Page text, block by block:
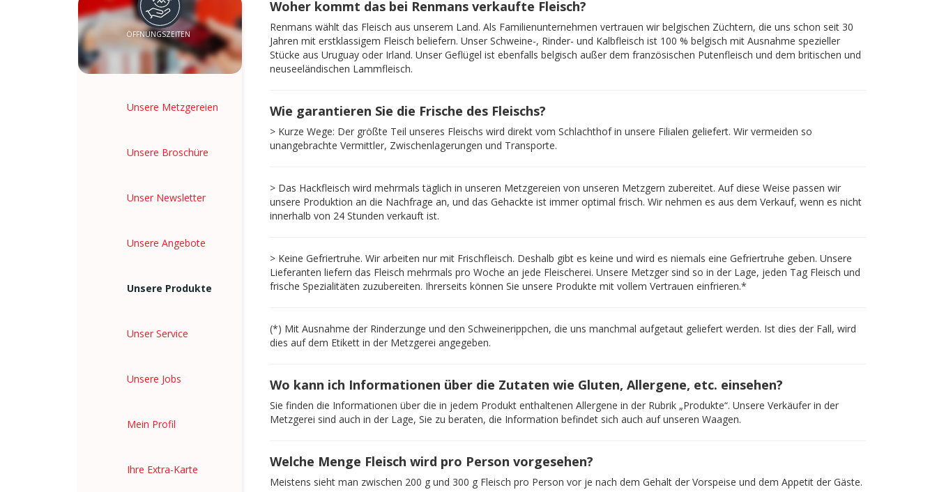
ÖFFNUNGSZEITEN
Unsere Metzgereien
Unsere Broschüre
Unser Newsletter
Unsere Angebote
Unsere Produkte
Unser Service
Unsere Jobs
Mein Profil
Ihre Extra-Karte
Woher kommt das bei Renmans verkaufte Fleisch?
Renmans wählt das Fleisch aus unserem Land. Als Familienunternehmen vertrauen wir belgischen Züchtern, die uns schon seit 30
Jahren mit erstklassigem Fleisch beliefern. Unser Schweine-, Rinder- und Kalbfleisch ist 100 % belgisch mit Ausnahme spezieller
Stücke aus Uruguay oder Irland. Unser Geflügel ist ebenfalls belgisch außer dem französischen Putenfleisch und dem britischen und
neuseeländischen Lammfleisch.
Wie garantieren Sie die Frische des Fleischs?
> Kurze Wege: Der größte Teil unseres Fleischs wird direkt vom Schlachthof in unsere Filialen geliefert. Wir vermeiden so
unangebrachte Vermittler, Zwischenlagerungen und Transporte.
> Das Hackfleisch wird mehrmals täglich in unseren Metzgereien von unseren Metzgern zubereitet. Auf diese Weise passen wir
unsere Produktion an die Nachfrage an, und das Gehackte ist immer optimal frisch. Wir nehmen es aus dem Verkauf, wenn es nicht
innerhalb von 24 Stunden verkauft ist.
> Keine Gefriertruhe. Wir arbeiten nur mit Frischfleisch. Deshalb gibt es keine und wird es niemals eine Gefriertruhe geben. Unsere
Lieferanten liefern das Fleisch mehrmals pro Woche an jede Fleischerei. Unsere Metzger sind so in der Lage, jeden Tag Fleisch und
frische Spezialitäten zuzubereiten. Ihrerseits können Sie unsere Produkte mit vollem Vertrauen einfrieren.*
(*) Mit Ausnahme der Rinderzunge und den Schweinerippchen, die uns manchmal aufgetaut geliefert werden. Ist dies der Fall, wird
dies auf dem Etikett in der Metzgerei angegeben.
Wo kann ich Informationen über die Zutaten wie Gluten, Allergene, etc. einsehen?
Sie finden die Informationen über die in jedem Produkt enthaltenen Allergene in der Rubrik „Produkte“. Unsere Verkäufer in der
Metzgerei sind auch in der Lage, Sie zu beraten, die Information befindet sich auch auf unseren Waagen.
Welche Menge Fleisch wird pro Person vorgesehen?
Meistens sieht man zwischen 200 g und 300 g Fleisch pro Person vor je nach dem Gehalt der Vorspeise und dem Appetit der Gäste.